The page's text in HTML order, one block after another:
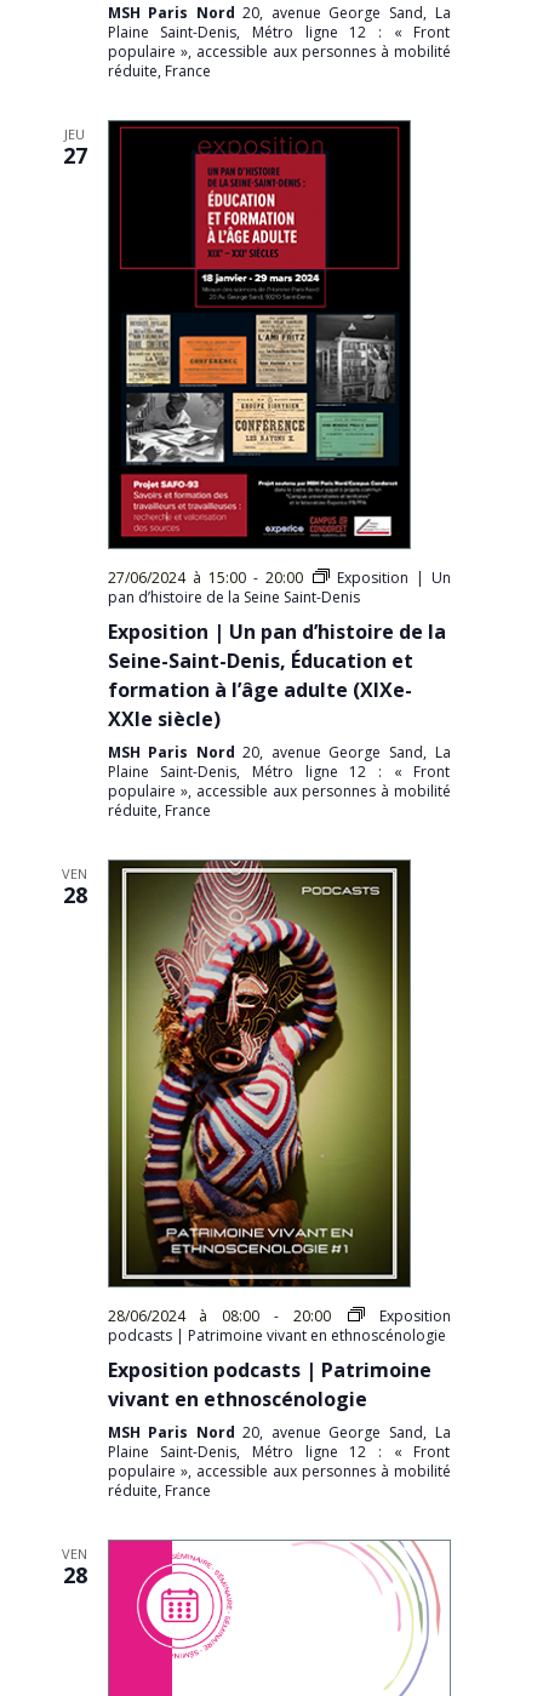
MSH Paris Nord20, avenue George Sand, La
Plaine Saint-Denis, Métro ligne 12 : « Front
populaire », accessible aux personnes à mobilité
réduite, France
JEU
27
27/06/2024 à 15:00- 20:00
Exposition | Un
pan d’histoire de la Seine Saint-Denis
Exposition | Un pan d’histoire de la
Seine-Saint-Denis, Éducation et
formation à l’âge adulte (XIXe-
XXIe siècle)
MSH Paris Nord20, avenue George Sand, La
Plaine Saint-Denis, Métro ligne 12 : « Front
populaire », accessible aux personnes à mobilité
réduite, France
VEN
28
28/06/2024 à 08:00 - 20:00
Exposition
podcasts | Patrimoine vivant en ethnoscénologie
Exposition podcasts | Patrimoine
vivant en ethnoscénologie
MSH Paris Nord20, avenue George Sand, La
Plaine Saint-Denis, Métro ligne 12 : « Front
populaire », accessible aux personnes à mobilité
réduite, France
VEN
28